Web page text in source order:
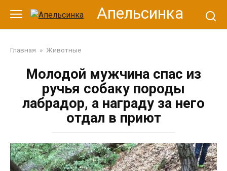
контенту
Апельсинка
Главная » Животные
Молодой мужчина спас из
ручья собаку породы
лабрадор, а награду за него
отдал в приют